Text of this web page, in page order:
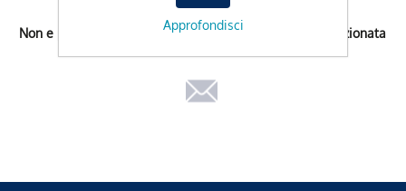
Non e possibile l'orario di prenotazione per la data selezionata
Approfondisci